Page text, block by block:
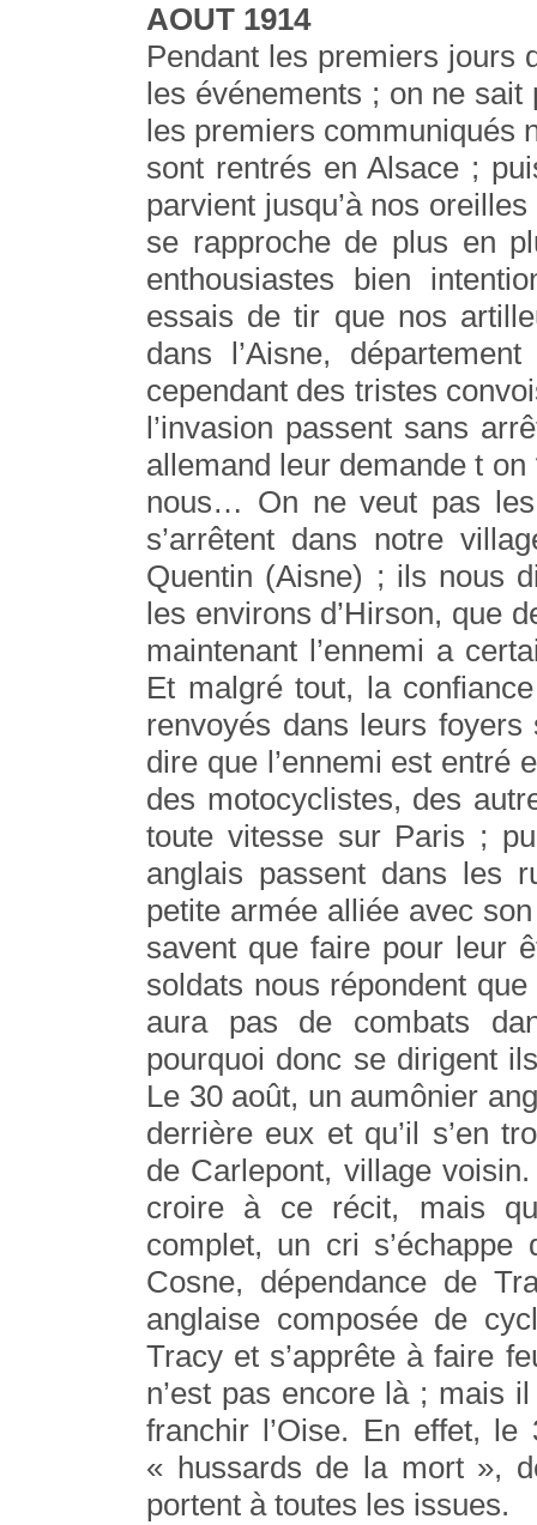
AOUT 1914
Pendant les premiers jours
les événements ; on ne
les premiers communiqués
sont rentrés en Alsace ;
parvient jusqu’à nos
se rapproche de plus en
enthousiastes bien
essais de tir que nos
dans l’Aisne,
cependant des tristes
l’invasion passent sans
allemand leur demande t
nous… On ne veut pas les
s’arrêtent dans notre
Quentin (Aisne) ; ils nous
les environs d’Hirson, que
maintenant l’ennemi a
Et malgré tout, la
renvoyés dans leurs
dire que l’ennemi est entré
des motocyclistes, des
toute vitesse sur Paris ;
anglais passent dans les
petite armée alliée avec
savent que faire pour leur
soldats nous répondent que
aura pas de combats
pourquoi donc se dirigent
Le 30 août, un aumônier
derrière eux et qu’il s’en
de Carlepont, village
croire à ce récit, mais
complet, un cri
Cosne, dépendance de
anglaise composée de
Tracy et s’apprête à faire
n’est pas encore là ; mais
franchir l’Oise. En effet,
« hussards de la mort »,
portent à toutes les issues.